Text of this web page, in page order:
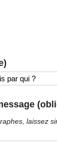
laissez